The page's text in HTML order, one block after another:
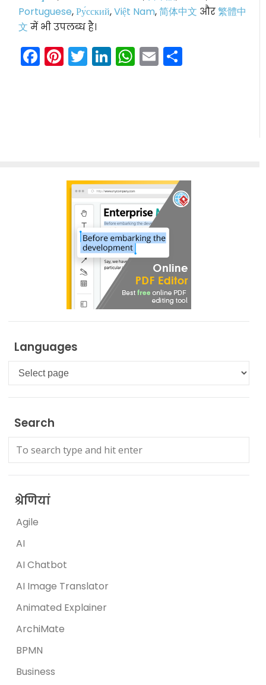
Portuguese,Ру́сский,Việt Nam,简体中文 और繁體中
文 में भी उपलब्ध है।
Facebook
Pinterest
Twitter
LinkedIn
WhatsApp
Email
Languages
Languages
Search
श्रेणियां
Agile
AI
AI Chatbot
AI Image Translator
Animated Explainer
ArchiMate
BPMN
Business